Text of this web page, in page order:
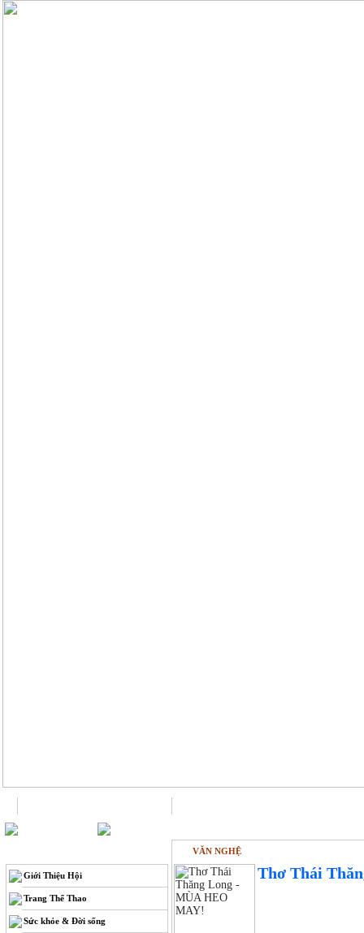
Giới Thiệu Hội
Trang Thể Thao
Sức khỏe & Đời sống
VĂN NGHỆ
Thơ Thái